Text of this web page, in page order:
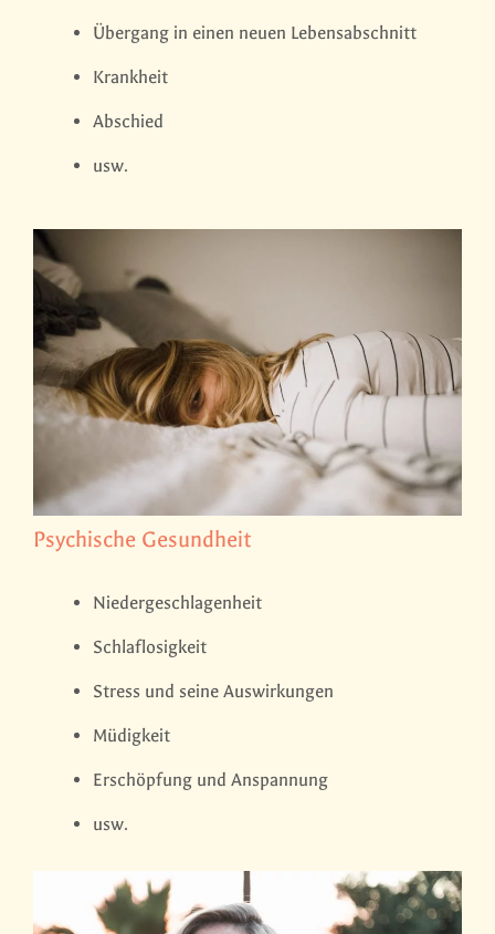
Übergang in einen neuen Lebensabschnitt
Krankheit
Abschied
usw.
Psychische Gesundheit
Niedergeschlagenheit
Schlaflosigkeit
Stress und seine Auswirkungen
Müdigkeit
Erschöpfung und Anspannung
usw.